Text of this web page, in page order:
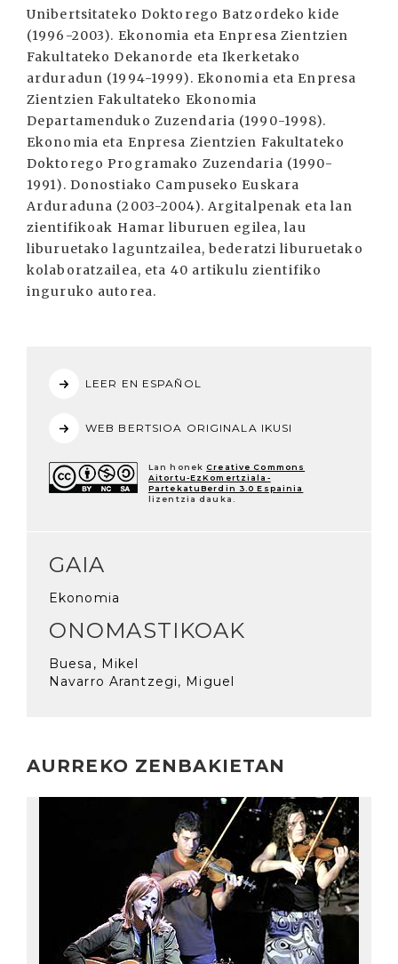
Unibertsitateko Doktorego Batzordeko kide
(1996-2003). Ekonomia eta Enpresa Zientzien
Fakultateko Dekanorde eta Ikerketako
arduradun (1994-1999). Ekonomia eta Enpresa
Zientzien Fakultateko Ekonomia
Departamenduko Zuzendaria (1990-1998).
Ekonomia eta Enpresa Zientzien Fakultateko
Doktorego Programako Zuzendaria (1990-
1991). Donostiako Campuseko Euskara
Arduraduna (2003-2004). Argitalpenak eta lan
zientifikoak Hamar liburuen egilea, lau
liburuetako laguntzailea, bederatzi liburuetako
kolaboratzailea, eta 40 artikulu zientifiko
inguruko autorea.
LEER EN ESPAÑOL
WEB BERTSIOA ORIGINALA IKUSI
Lan honek Creative Commons
Aitortu-EzKomertziala-
PartekatuBerdin 3.0 Espainia
lizentzia dauka.
GAIA
Ekonomia
ONOMASTIKOAK
Buesa, Mikel
Navarro Arantzegi, Miguel
AURREKO ZENBAKIETAN